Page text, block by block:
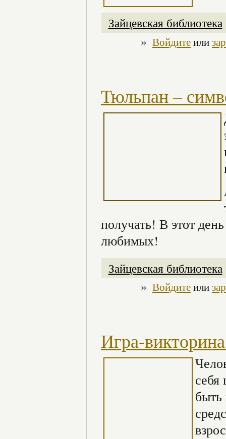
Зайцевская библиотека
» Войдитеили
Тюльпан –
получать! В этот
любимых!
Зайцевская библиотека
» Войдитеили
Игра-
быть